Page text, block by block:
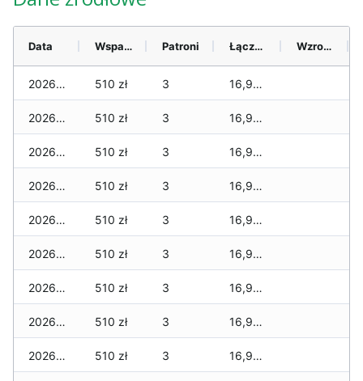
Data Wsparcie Patroni Łącznie Wzrost (28 dni)
2026-08-07 510 zł 3 16,989 zł
2026-08-06 510 zł 3 16,989 zł
2026-08-05 510 zł 3 16,989 zł
2026-08-04 510 zł 3 16,989 zł
2026-08-03 510 zł 3 16,989 zł
2026-08-02 510 zł 3 16,989 zł
2026-08-01 510 zł 3 16,989 zł
2026-07-31 510 zł 3 16,989 zł
2026-07-29 510 zł 3 16,989 zł